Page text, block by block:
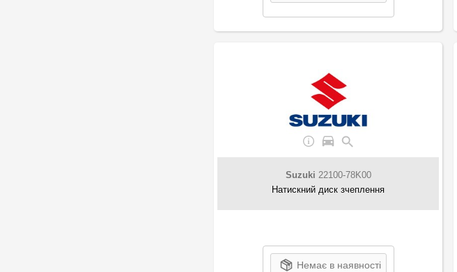
Suzuki 22100-78K00
Натискний диск зчеплення
Немає в наявності